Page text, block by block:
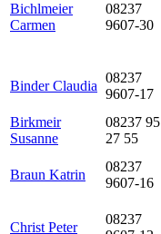
Bichlmeier
Carmen
08237
9607-30
Binder Claudia
08237
9607-17
Birkmeir
Susanne
08237 95
27 55
Braun Katrin
08237
9607-16
Christ Peter
08237